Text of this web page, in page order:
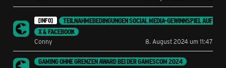
[INFO]
TEILNAHMEBEDINGUNGEN SOCIAL MEDIA-GEWINNSPIEL AUF
X & FACEBOOK
Conny
8. August 2024 um 11:47
GAMING OHNE GRENZEN AWARD BEI DER GAMESCOM 2024